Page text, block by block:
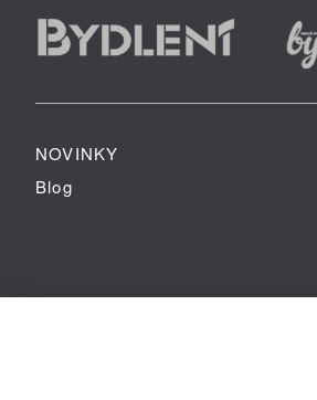
NOVINKY
Blog